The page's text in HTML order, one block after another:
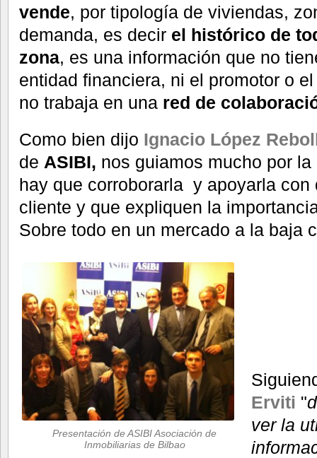
vende, por tipología de viviendas,
demanda, es decir el histórico de
zona, es una información que no
entidad financiera, ni el promotor o
no trabaja en una red de
Como bien dijo Ignacio López
de ASIBI, nos guiamos mucho por
hay que corroborarla y apoyarla
cliente y que expliquen la
Sobre todo en un mercado a la baja
Presentación de ASIBI Asociación de
Inmobiliarias de Bilbao
Erviti "
ver la